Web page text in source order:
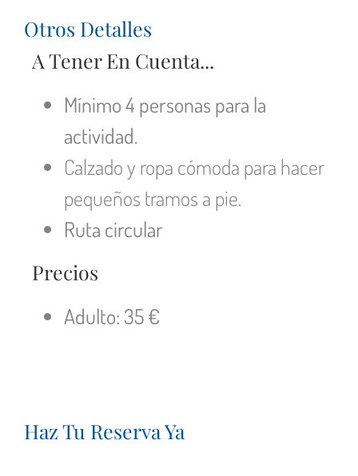
Otros Detalles
A Tener En Cuenta...
Mínimo 4 personas para la
actividad.
Calzado y ropa cómoda para hacer
pequeños tramos a pie.
Ruta circular
Precios
Adulto: 35 €
Haz Tu Reserva Ya